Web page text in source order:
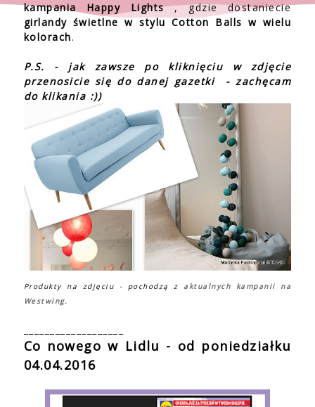
kampania Happy Lights, gdzie dostaniecie
girlandy świetlne w stylu Cotton Balls w wielu
kolorach.
P.S. - jak zawsze po kliknięciu w zdjęcie
przenosicie się do danej gazetki - zachęcam
do klikania :))
Produkty na zdjęciu - pochodzą z aktualnych kampanii na
Westwing.
Co nowego w Lidlu - od poniedziałku
04.04.2016